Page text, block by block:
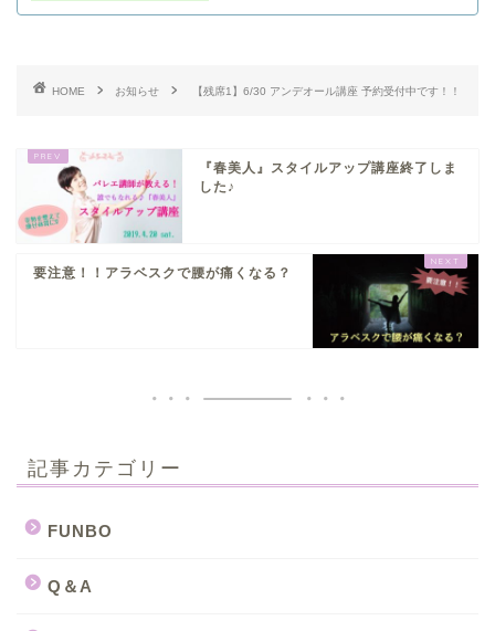
HOME お知らせ 【残席1】6/30 アンデオール講座 予約受付中です！！
『春美人』スタイルアップ講座終了しま
した♪
要注意！！アラベスクで腰が痛くなる？
記事カテゴリー
FUNBO
Q＆A